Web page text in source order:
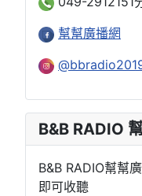
幫幫廣播網
B&B RADIO
B&B RADIO幫幫
即可收聽